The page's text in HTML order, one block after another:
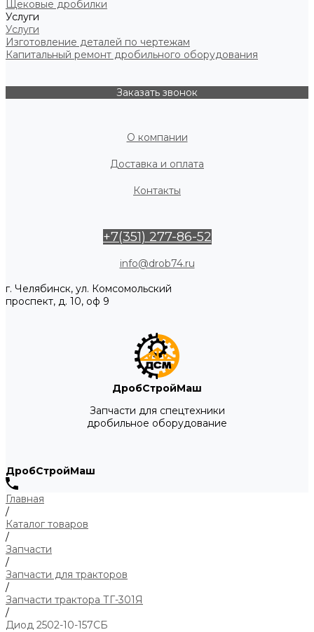
Щековые дробилки
Услуги
Услуги
Изготовление деталей по чертежам
Капитальный ремонт дробильного оборудования
Заказать звонок
О компании
Доставка и оплата
Контакты
+7(351) 277-86-52
info@drob74.ru
г. Челябинск, ул. Комсомольский
проспект, д. 10, оф 9
ДробСтройМаш
Запчасти для спецтехники
дробильное оборудование
ДробСтройМаш
Главная
/
Каталог товаров
/
Запчасти
/
Запчасти для тракторов
/
Запчасти трактора ТГ-301Я
/
Диод 2502-10-157СБ